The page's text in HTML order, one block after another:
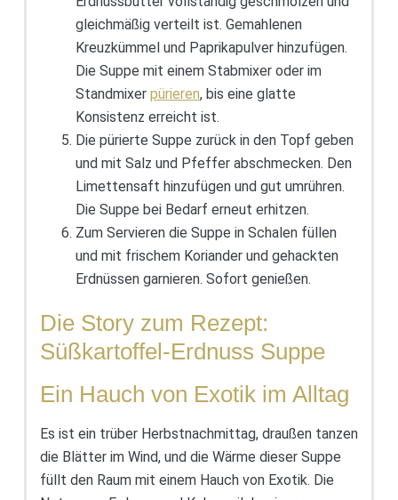
gleichmäßig verteilt ist. Gemahlenen
Kreuzkümmel und Paprikapulver hinzufügen.
Die Suppe mit einem Stabmixer oder im
Standmixer pürieren, bis eine glatte
Konsistenz erreicht ist.
Die pürierte Suppe zurück in den Topf geben
und mit Salz und Pfeffer abschmecken. Den
Limettensaft hinzufügen und gut umrühren.
Die Suppe bei Bedarf erneut erhitzen.
Zum Servieren die Suppe in Schalen füllen
und mit frischem Koriander und gehackten
Erdnüssen garnieren. Sofort genießen.
Die Story zum Rezept:
Süßkartoffel-Erdnuss Suppe
Ein Hauch von Exotik im Alltag
Es ist ein trüber Herbstnachmittag, draußen tanzen
die Blätter im Wind, und die Wärme dieser Suppe
füllt den Raum mit einem Hauch von Exotik. Die